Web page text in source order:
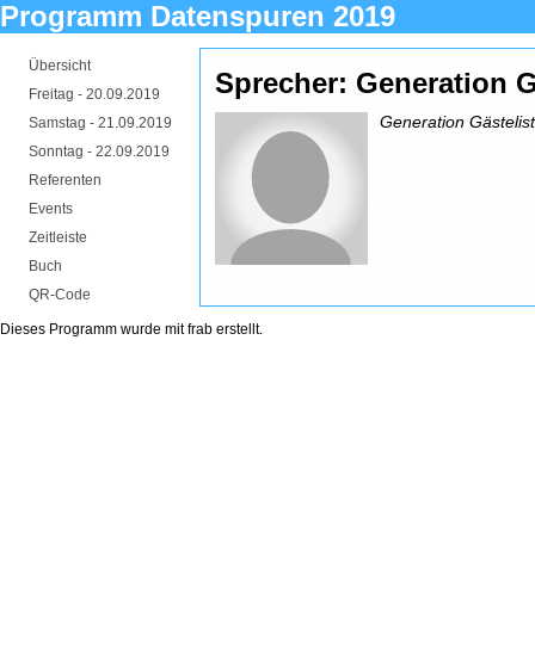
Programm Datenspuren 2019
Übersicht
Freitag - 20.09.2019
Samstag - 21.09.2019
Sonntag - 22.09.2019
Referenten
Events
Zeitleiste
Buch
QR-Code
Sprecher: Generation
Generation
Dieses Programm wurde mitfrab erstellt.